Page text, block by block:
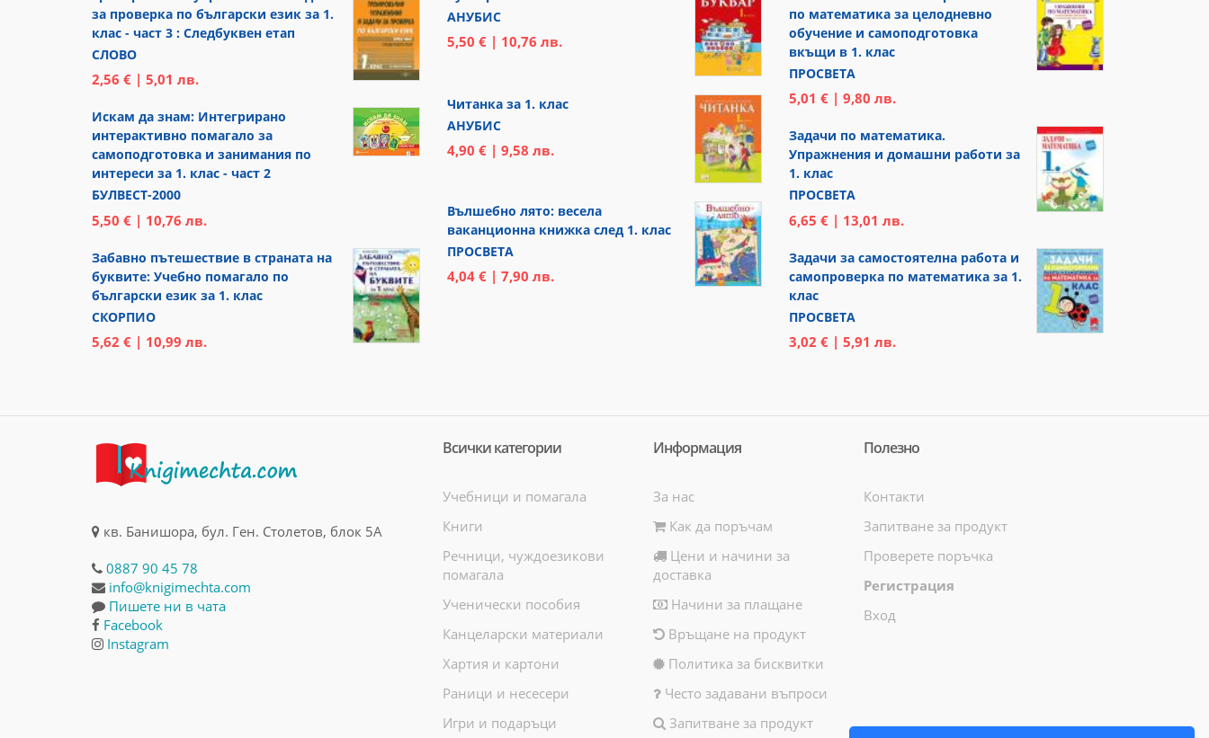
за проверка по български език за 1.
клас - част 3 : Следбуквен етап
СЛОВО
2,56 € | 5,01 лв.
Искам да знам: Интегрирано
интерактивно помагало за
самоподготовка и занимания по
интереси за 1. клас - част 2
БУЛВЕСТ-2000
5,50 € | 10,76 лв.
Забавно пътешествие в страната на
буквите: Учебно помагало по
български език за 1. клас
СКОРПИО
5,62 € | 10,99 лв.
АНУБИС
5,50 € | 10,76 лв.
Читанка за 1. клас
АНУБИС
4,90 € | 9,58 лв.
Вълшебно лято: весела
ваканционна книжка след 1. клас
ПРОСВЕТА
4,04 € | 7,90 лв.
по математика за целодневно
обучение и самоподготовка
вкъщи в 1. клас
ПРОСВЕТА
5,01 € | 9,80 лв.
Задачи по математика.
Упражнения и домашни работи за
1. клас
ПРОСВЕТА
6,65 € | 13,01 лв.
Задачи за самостоятелна работа и
самопроверка по математика за 1.
клас
ПРОСВЕТА
3,02 € | 5,91 лв.
кв. Банишора, бул. Ген. Столетов, блок 5А
0887 90 45 78
info@knigimechta.com
Пишете ни в чата
Facebook
Instagram
Всички категории
Учебници и помагала
Книги
Речници, чуждоезикови
помагала
Ученически пособия
Канцеларски материали
Хартия и картони
Раници и несесери
Игри и подаръци
Информация
За нас
Как да поръчам
Цени и начини за
доставка
Начини за плащане
Връщане на продукт
Политика за бисквитки
Често задавани въпроси
Запитване за продукт
Полезно
Контакти
Запитване за продукт
Проверете поръчка
Регистрация
Вход